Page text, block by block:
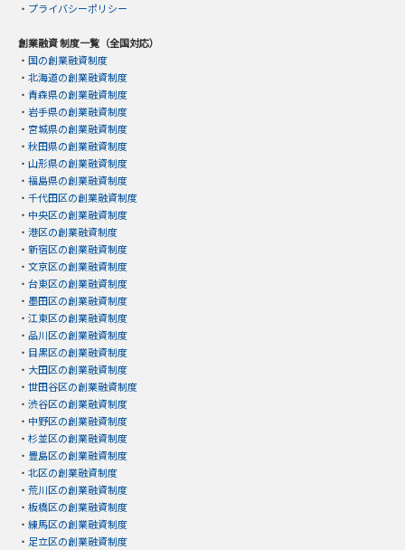
・ プライバシーポリシー
創業融資 制度一覧（全国対応）
・ 国の創業融資制度
・ 北海道の創業融資制度
・ 青森県の創業融資制度
・ 岩手県の創業融資制度
・ 宮城県の創業融資制度
・ 秋田県の創業融資制度
・ 山形県の創業融資制度
・ 福島県の創業融資制度
・ 千代田区の創業融資制度
・ 中央区の創業融資制度
・ 港区の創業融資制度
・ 新宿区の創業融資制度
・ 文京区の創業融資制度
・ 台東区の創業融資制度
・ 墨田区の創業融資制度
・ 江東区の創業融資制度
・ 品川区の創業融資制度
・ 目黒区の創業融資制度
・ 大田区の創業融資制度
・ 世田谷区の創業融資制度
・ 渋谷区の創業融資制度
・ 中野区の創業融資制度
・ 杉並区の創業融資制度
・ 豊島区の創業融資制度
・ 北区の創業融資制度
・ 荒川区の創業融資制度
・ 板橋区の創業融資制度
・ 練馬区の創業融資制度
・ 足立区の創業融資制度